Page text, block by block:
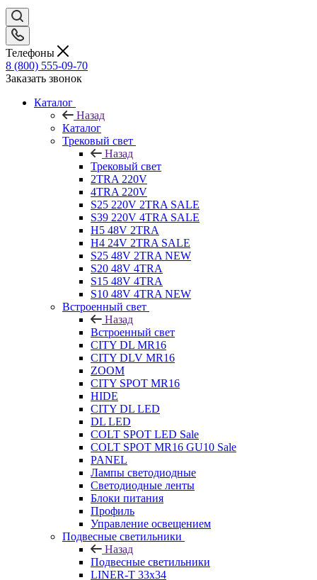
Телефоны
8 (800) 555-09-70
Заказать звонок
Каталог
Назад
Каталог
Трековый свет
Назад
Трековый свет
2TRA 220V
4TRA 220V
S25 220V 2TRA SALE
S39 220V 4TRA SALE
H5 48V 2TRA
H4 24V 2TRA SALE
S25 48V 2TRA NEW
S20 48V 4TRA
S15 48V 4TRA
S10 48V 4TRA NEW
Встроенный свет
Назад
Встроенный свет
CITY DL MR16
CITY DLV MR16
ZOOM
CITY SPOT MR16
HIDE
CITY DL LED
DL LED
COLT SPOT LED Sale
COLT SPOT MR16 GU10 Sale
PANEL
Лампы светодиодные
Светодиодные ленты
Блоки питания
Профиль
Управление освещением
Подвесные светильники
Назад
Подвесные светильники
LINER-T 33x34